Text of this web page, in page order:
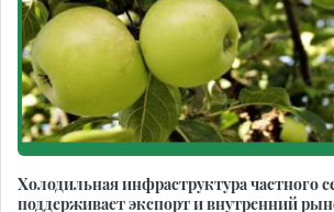
Холодильная инфраструктура частного
поддерживает экспорт и внутренний